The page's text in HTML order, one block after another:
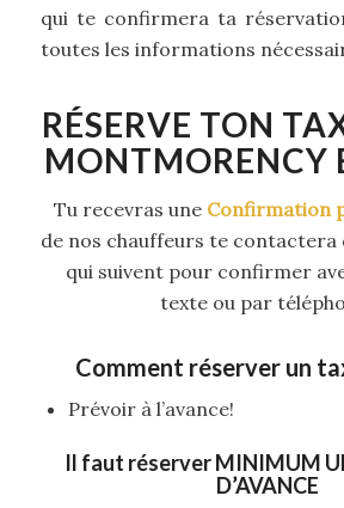
qui te confirmera ta
toutes les informations
RÉSERVE TON
MONTMORENCY
Tu recevras une Confirmation
de nos chauffeurs te contactera
qui suivent pour confirmer
texte ou par
Comment réserver un
Prévoir à l’avance!
Il faut réserverMINIMUM
D’AVANCE